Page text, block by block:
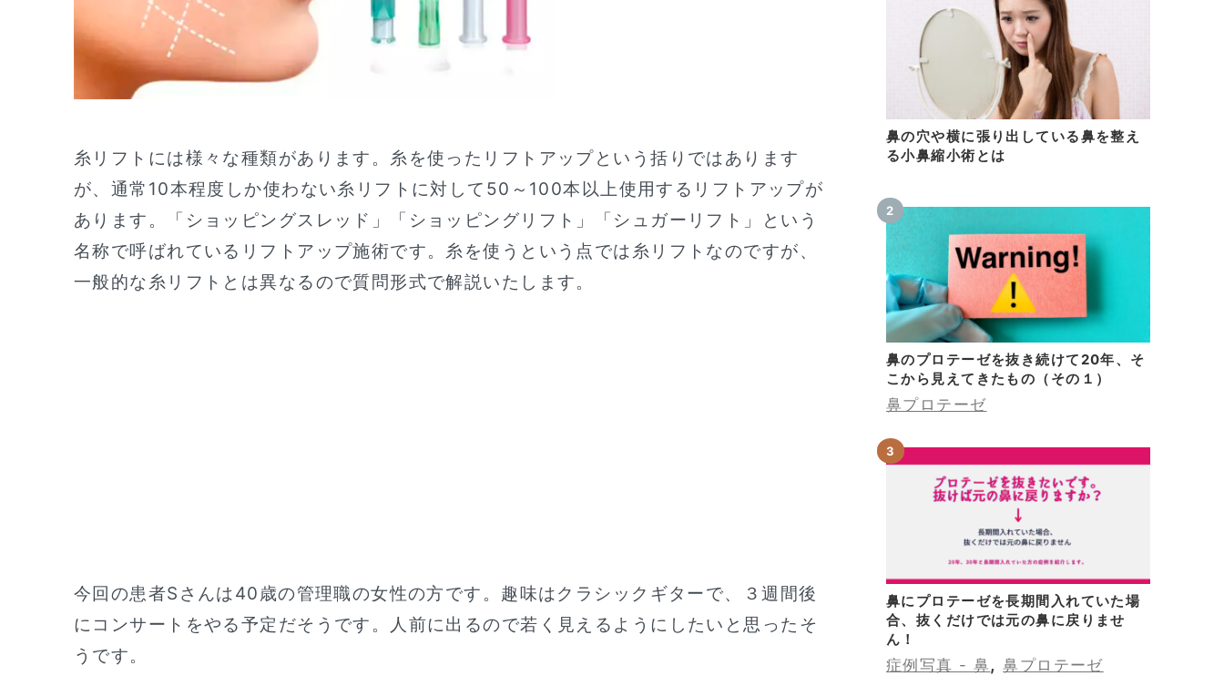
糸リフトには様々な種類があります。糸を使ったリフトアップという括りではあります
が、通常10本程度しか使わない糸リフトに対して50～100本以上使用するリフトアップが
あります。「ショッピングスレッド」「ショッピングリフト」「シュガーリフト」という
名称で呼ばれているリフトアップ施術です。糸を使うという点では糸リフトなのですが、
一般的な糸リフトとは異なるので質問形式で解説いたします。
今回の患者Sさんは40歳の管理職の女性の方です。趣味はクラシックギターで、３週間後
にコンサートをやる予定だそうです。人前に出るので若く見えるようにしたいと思ったそ
うです。
鼻の穴や横に張り出している鼻を整え
る小鼻縮小術とは
鼻のプロテーゼを抜き続けて20年、そ
こから見えてきたもの（その１）
鼻プロテーゼ
鼻にプロテーゼを長期間入れていた場
合、抜くだけでは元の鼻に戻りませ
ん！
症例写真 - 鼻,鼻プロテーゼ